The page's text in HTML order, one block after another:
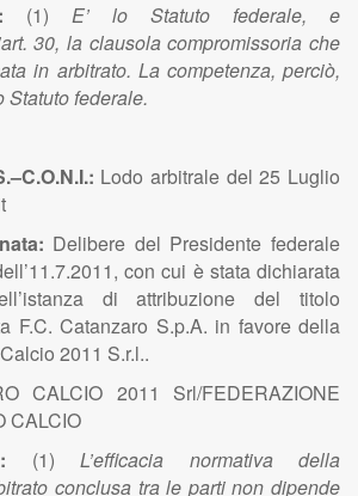
(1) E’ lo Statuto federale, e
30, la clausola compromissoria che
in arbitrato. La competenza, perciò,
Statuto federale.
Lodo arbitrale del 25 Luglio
Delibere del Presidente federale
con cui è stata dichiarata
di attribuzione del titolo
F.C. Catanzaro S.p.A. in favore della
2011 S.r.l..
CALCIO 2011 Srl/FEDERAZIONE
CALCIO
(1)L’efficacia normativa della
conclusa tra le parti non dipende